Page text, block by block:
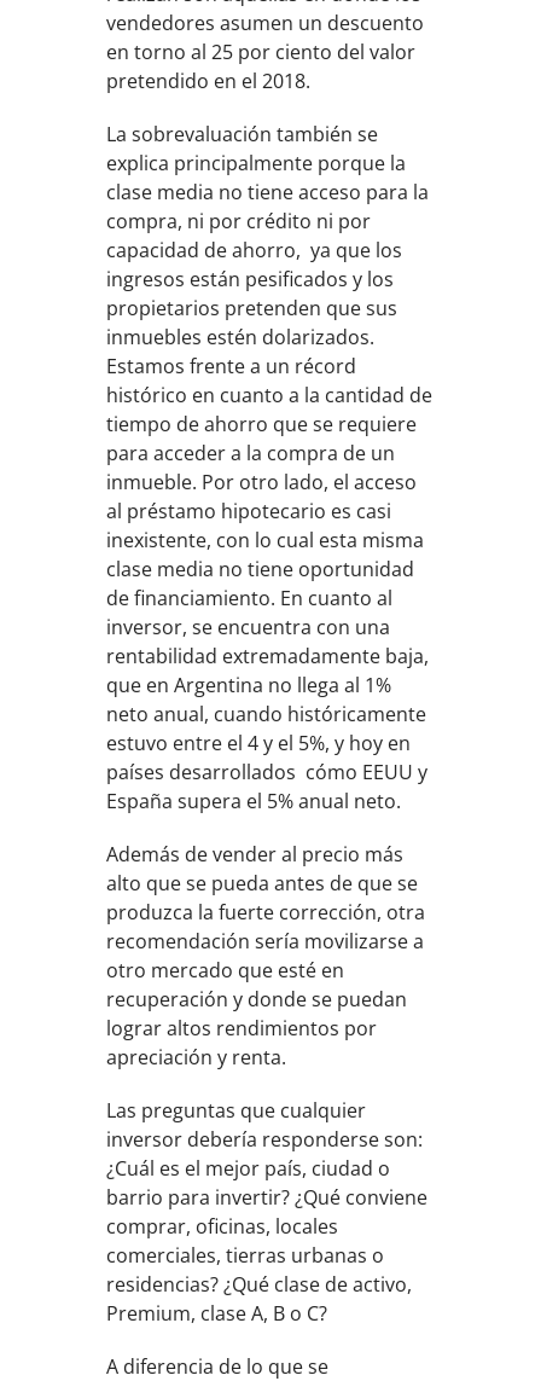
vendedores asumen un descuento
en torno al 25 por ciento del valor
pretendido en el 2018.
La sobrevaluación también se
explica principalmente porque la
clase media no tiene acceso para la
compra, ni por crédito ni por
capacidad de ahorro, ya que los
ingresos están pesificados y los
propietarios pretenden que sus
inmuebles estén dolarizados.
Estamos frente a un récord
histórico en cuanto a la cantidad de
tiempo de ahorro que se requiere
para acceder a la compra de un
inmueble. Por otro lado, el acceso
al préstamo hipotecario es casi
inexistente, con lo cual esta misma
clase media no tiene oportunidad
de financiamiento. En cuanto al
inversor, se encuentra con una
rentabilidad extremadamente baja,
que en Argentina no llega al 1%
neto anual, cuando históricamente
estuvo entre el 4 y el 5%, y hoy en
países desarrollados cómo EEUU y
España supera el 5% anual neto.
Además de vender al precio más
alto que se pueda antes de que se
produzca la fuerte corrección, otra
recomendación sería movilizarse a
otro mercado que esté en
recuperación y donde se puedan
lograr altos rendimientos por
apreciación y renta.
Las preguntas que cualquier
inversor debería responderse son:
¿Cuál es el mejor país, ciudad o
barrio para invertir? ¿Qué conviene
comprar, oficinas, locales
comerciales, tierras urbanas o
residencias? ¿Qué clase de activo,
Premium, clase A, B o C?
A diferencia de lo que se